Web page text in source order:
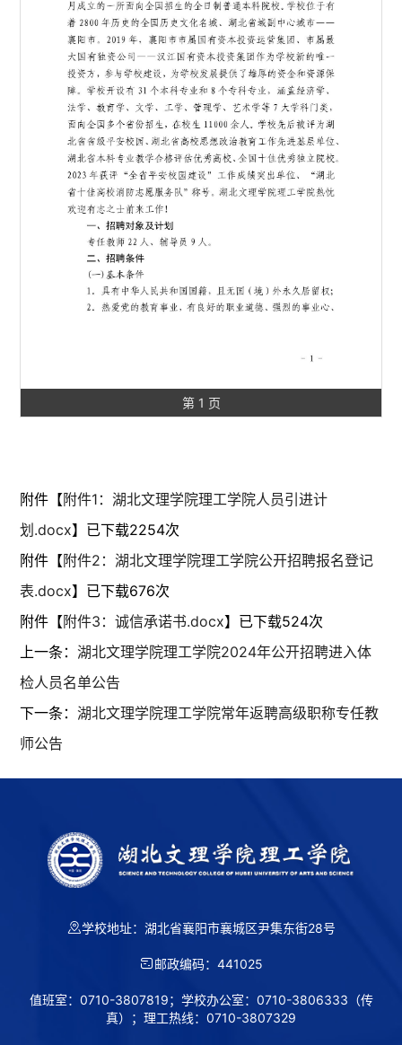
第 1 页
附件【附件1：湖北文理学院理工学院人员引进计
划.docx】已下载2254次
附件【附件2：湖北文理学院理工学院公开招聘报名登记
表.docx】已下载676次
附件【附件3：诚信承诺书.docx】已下载524次
上一条：湖北文理学院理工学院2024年公开招聘进入体
检人员名单公告
下一条：湖北文理学院理工学院常年返聘高级职称专任教
师公告
学校地址：湖北省襄阳市襄城区尹集东街28号
邮政编码：441025
值班室：0710-3807819；学校办公室：0710-3806333（传
真）；理工热线：0710-3807329